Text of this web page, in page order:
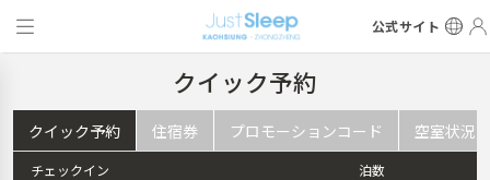
公式サイト
クイック予約
クイック予約 住宿券 プロモーションコード 空室状況
チェックイン 泊数